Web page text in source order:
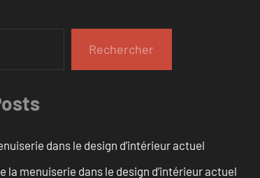
Rechercher
dans le design d’intérieur actuel
la menuiserie dans le design d’intérieur actuel